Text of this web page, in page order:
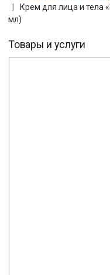
Крем для лица и тела
мл)
Товары и услуги